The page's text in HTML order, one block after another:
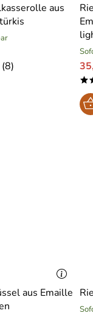
aus
(8)
aus Emaille